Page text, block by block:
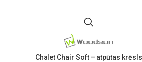
Chalet Chair Soft – atpūtas krēsls